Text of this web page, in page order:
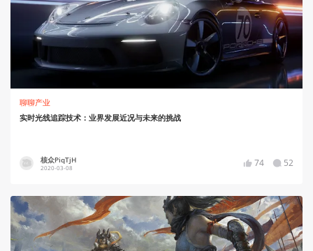
聊聊产业
实时光线追踪技术：业界发展近况与未来的挑战
核众PiqTjH
2020-03-08 74 52